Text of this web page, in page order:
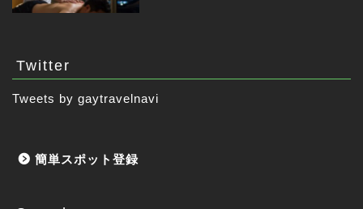
Twitter
Tweets by gaytravelnavi
簡単スポット登録